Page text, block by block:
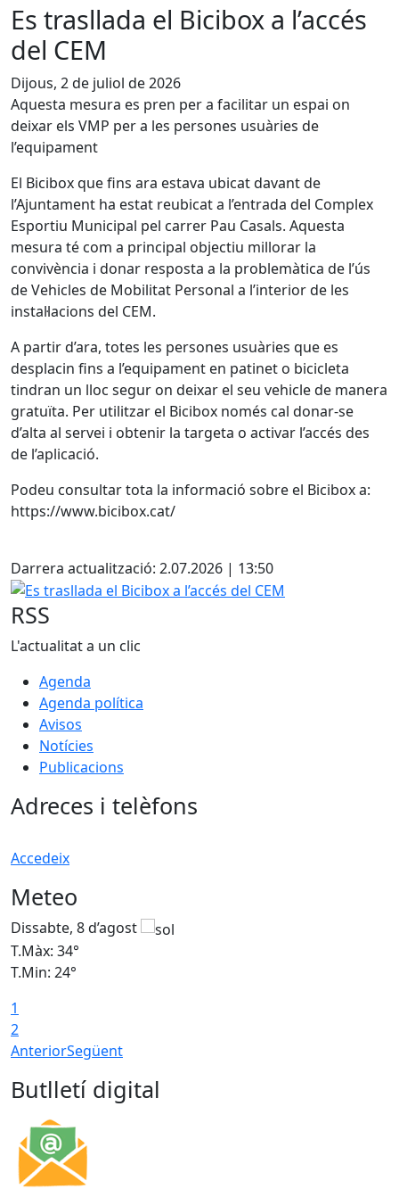
Es trasllada el Bicibox a l’accés
del CEM
Dijous, 2 de juliol de 2026
Aquesta mesura es pren per a facilitar un espai on
deixar els VMP per a les persones usuàries de
l’equipament
El Bicibox que fins ara estava ubicat davant de
l’Ajuntament ha estat reubicat a l’entrada del Complex
Esportiu Municipal pel carrer Pau Casals. Aquesta
mesura té com a principal objectiu millorar la
convivència i donar resposta a la problemàtica de l’ús
de Vehicles de Mobilitat Personal a l’interior de les
instal·lacions del CEM.
A partir d’ara, totes les persones usuàries que es
desplacin fins a l’equipament en patinet o bicicleta
tindran un lloc segur on deixar el seu vehicle de manera
gratuïta. Per utilitzar el Bicibox només cal donar-se
d’alta al servei i obtenir la targeta o activar l’accés des
de l’aplicació.
Podeu consultar tota la informació sobre el Bicibox a:
https://www.bicibox.cat/
Darrera actualització: 2.07.2026 | 13:50
Es trasllada el Bicibox a l’accés del CEM
RSS
L'actualitat a un clic
Agenda
Agenda política
Avisos
Notícies
Publicacions
Adreces i telèfons
Accedeix
Meteo
Dissabte, 8 d’agost
T.Màx: 34°
T.Min: 24°
1
2
AnteriorSegüent
Butlletí digital